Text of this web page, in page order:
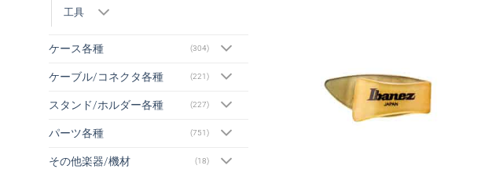
工具
ケース各種 (304)
ケーブル/コネクタ各種 (221)
スタンド/ホルダー各種 (227)
パーツ各種 (751)
その他楽器/機材 (18)